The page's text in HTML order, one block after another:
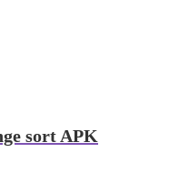
sort APK